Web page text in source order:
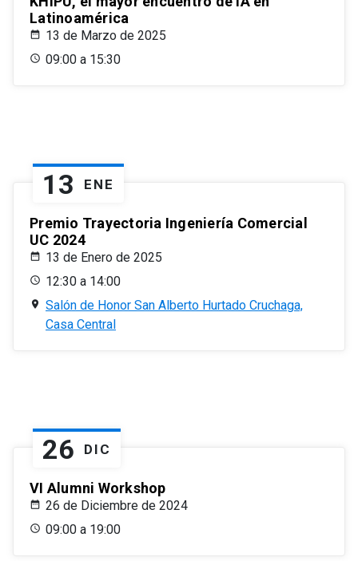
Latinoamérica
13 de Marzo de 2025
09:00 a 15:30
13 ENE
Premio Trayectoria Ingeniería Comercial
UC 2024
13 de Enero de 2025
12:30 a 14:00
Salón de Honor San Alberto Hurtado Cruchaga,
Casa Central
26 DIC
VI Alumni Workshop
26 de Diciembre de 2024
09:00 a 19:00